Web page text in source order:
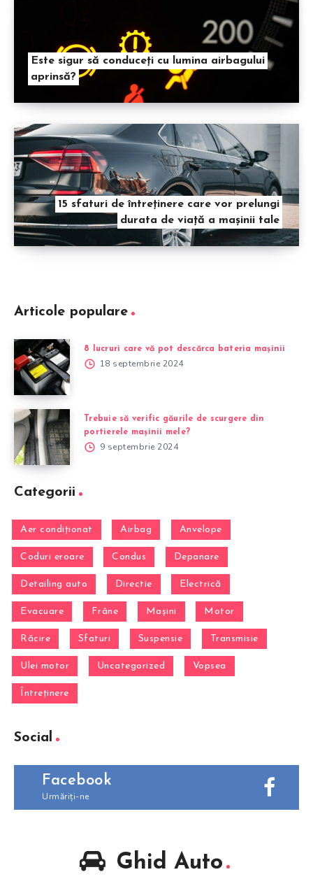
Este sigur să conduceți cu lumina airbagului
aprinsă?
15 sfaturi de întreținere care vor prelungi
durata de viață a mașinii tale
Articole populare
8 lucruri care vă pot descărca bateria mașinii
18 septembrie 2024
Trebuie să verific găurile de scurgere din
portierele mașinii mele?
9 septembrie 2024
Categorii
Aer condiționat Airbag Anvelope
Coduri eroare Condus Depanare
Detailing auto Directie Electrică
Evacuare Frâne Mașini Motor
Răcire Sfaturi Suspensie Transmisie
Ulei motor Uncategorized Vopsea
Întreținere
Social
Facebook
Urmăriți-ne
Ghid Auto